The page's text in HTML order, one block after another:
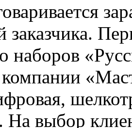
заказчика.
наборов
На выбор